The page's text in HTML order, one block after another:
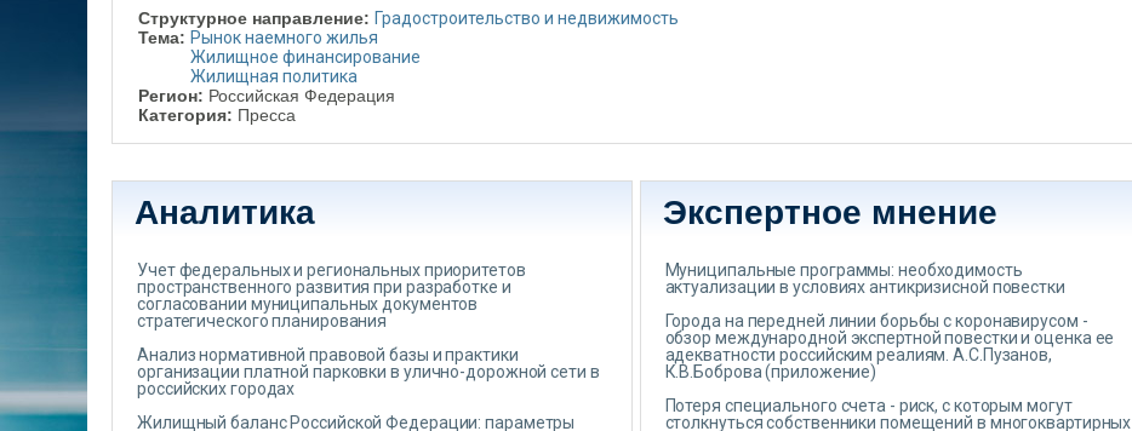
Структурное направление: Градостроительство и недвижимость
Тема: Рынок наемного жилья
Жилищное финансирование
Жилищная политика
Регион: Российская Федерация
Категория: Пресса
Аналитика
Учет федеральных и региональных приоритетов
пространственного развития при разработке и
согласовании муниципальных документов
стратегического планирования
Анализ нормативной правовой базы и практики
организации платной парковки в улично-дорожной сети в
российских городах
Жилищный баланс Российской Федерации: параметры
Экспертное мнение
Муниципальные программы: необходимость
актуализации в условиях антикризисной повестки
Города на передней линии борьбы с коронавирусом -
обзор международной экспертной повестки и оценка ее
адекватности российским реалиям. А.С.Пузанов,
К.В.Боброва (приложение)
Потеря специального счета - риск, с которым могут
столкнуться собственники помещений в многоквартирных